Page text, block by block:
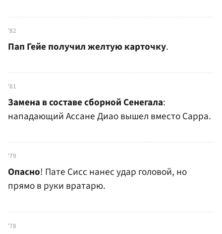
'82
Пап Гейе получил желтую карточку.
'81
Замена в составе сборной Сенегала:
нападающий Ассане Диао вышел вместо Сарра.
'79
Опасно! Пате Сисс нанес удар головой, но
прямо в руки вратарю.
'78